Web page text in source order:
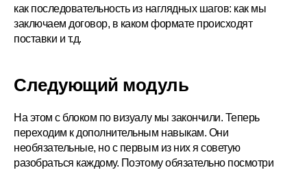
как последовательность из наглядных шагов: как мы
заключаем договор, в каком формате происходят
поставки и т.д.
Следующий модуль
На этом с блоком по визуалу мы закончили. Теперь
переходим к дополнительным навыкам. Они
необязательные, но с первым из них я советую
разобраться каждому. Поэтому обязательно посмотри